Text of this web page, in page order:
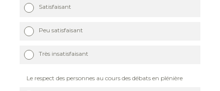
Satisfaisant
Peu satisfaisant
Très insatisfaisant
Le respect des personnes au cours des débats en plénière